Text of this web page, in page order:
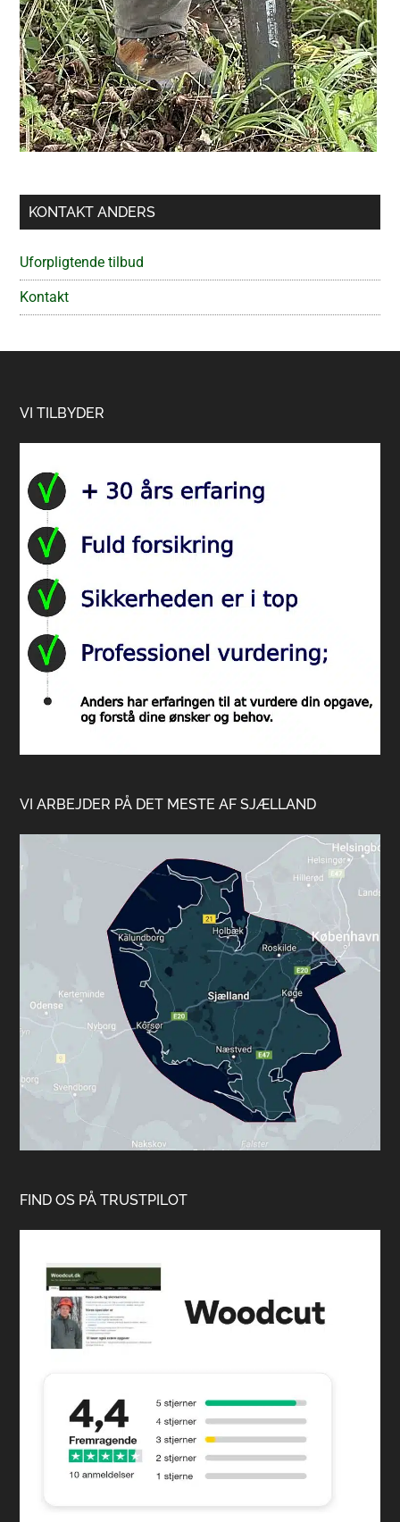
KONTAKT ANDERS
Uforpligtende tilbud
Kontakt
Footer
VI TILBYDER
VI ARBEJDER PÅ DET MESTE AF SJÆLLAND
FIND OS PÅ TRUSTPILOT